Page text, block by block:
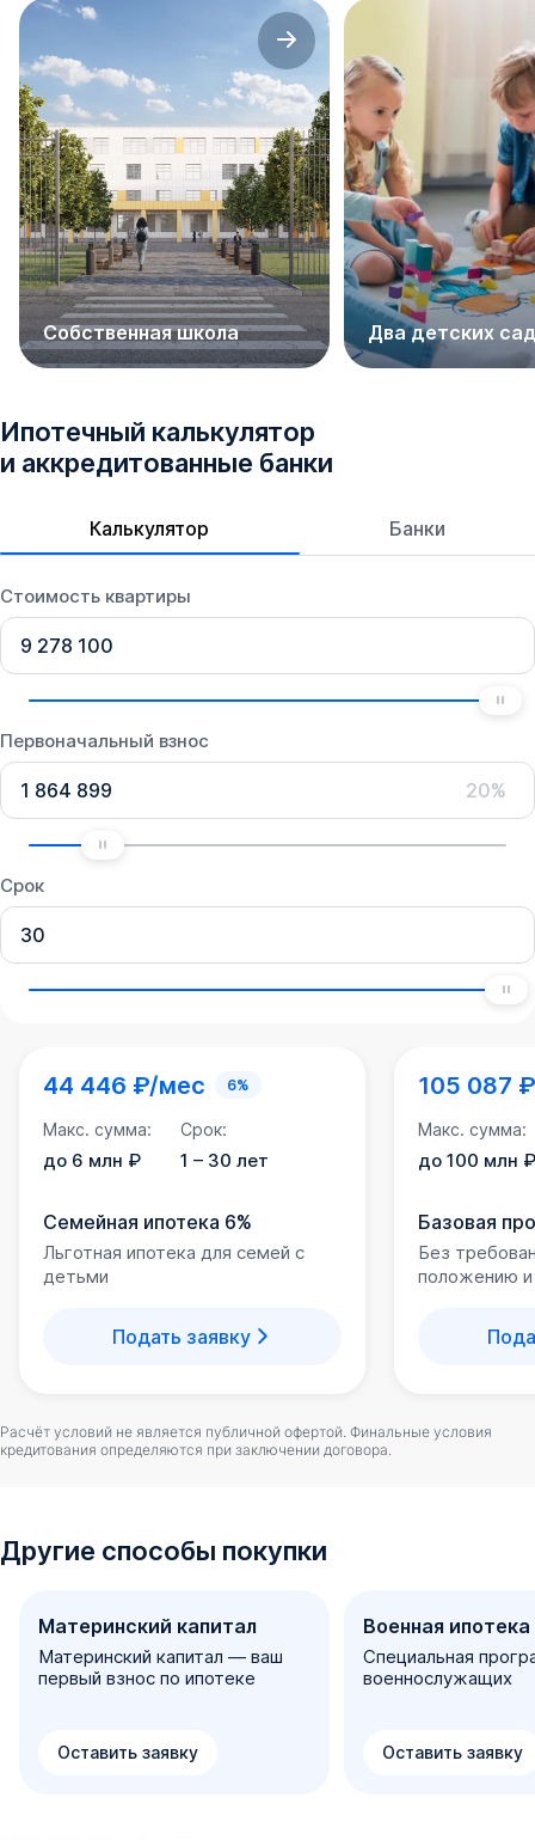
Собственная школа Два детских
Ипотечный калькулятор
и аккредитованные банки
Калькулятор Банки
Стоимость квартиры
Первоначальный взнос
20%
Срок
44 446 ₽/мес 6%
Макс. сумма:
до 6 млн ₽
Срок:
1 – 30 лет
Семейная ипотека 6%
Льготная ипотека для семей с
детьми
Подать заявку
105 087
Макс. сумма:
до 100 млн ₽
Базовая
Без
положению
Расчёт условий не является публичной офертой. Финальные условия
кредитования определяются при заключении договора.
Другие способы покупки
Материнский капитал
Материнский капитал — ваш
первый взнос по ипотеке
Оставить заявку
Военная ипотека
Специальная
военнослужащих
Оставить заявку